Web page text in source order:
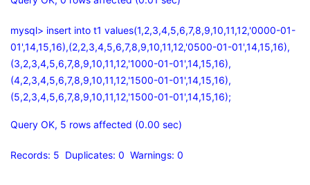
mysql> insert into t1 values(1,2,3,4,5,6,7,8,9,10,11,12,'0000-01-
01',14,15,16),(2,2,3,4,5,6,7,8,9,10,11,12,'0500-01-01',14,15,16),
(3,2,3,4,5,6,7,8,9,10,11,12,'1000-01-01',14,15,16),
(4,2,3,4,5,6,7,8,9,10,11,12,'1500-01-01',14,15,16),
(5,2,3,4,5,6,7,8,9,10,11,12,'1500-01-01',14,15,16);
Query OK, 5 rows affected (0.00 sec)
Records: 5 Duplicates: 0 Warnings: 0